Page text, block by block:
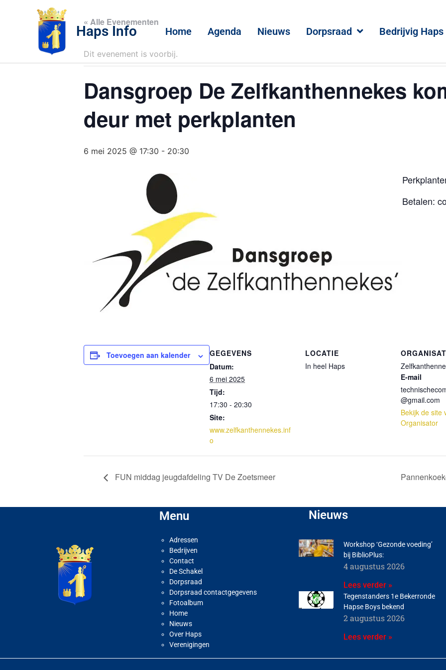
Haps Info Home Agenda Nieuws Dorpsraad Bedrijvig Haps
« Alle Evenementen
Dit evenement is voorbij.
Dansgroep De Zelfkanthennekes
deur met perkplanten
6 mei 2025 @ 17:30 - 20:30
Betalen:
Toevoegen aan kalender
GEGEVENS
Datum:
6 mei 2025
Tijd:
17:30 - 20:30
Site:
www.zelfkanthennekes.inf
o
LOCATIE
In heel Haps
E-mail
@gmail.com
Bekijk de site
Organisator
FUN middag jeugdafdeling TV De Zoetsmeer
Menu
Adressen
Bedrijven
Contact
De Schakel
Dorpsraad
Dorpsraad contactgegevens
Fotoalbum
Home
Nieuws
Over Haps
Verenigingen
Nieuws
Workshop ‘Gezonde voeding’
bij BiblioPlus:
4 augustus 2026
Lees verder »
Tegenstanders 1e Bekerronde
Hapse Boys bekend
2 augustus 2026
Lees verder »